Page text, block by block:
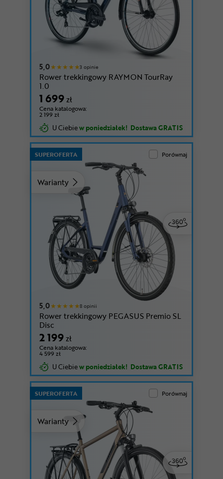
5,0 3 opinie
Rower trekkingowy RAYMON TourRay
1.0
1 699zł
Cena katalogowa:
2 199 zł
U Ciebiew poniedziałek! Dostawa GRATIS
Warianty
SUPEROFERTA Porównaj
5,0 8 opinii
Rower trekkingowy PEGASUS Premio SL
Disc
2 199zł
Cena katalogowa:
4 599 zł
U Ciebiew poniedziałek! Dostawa GRATIS
Warianty
SUPEROFERTA Porównaj